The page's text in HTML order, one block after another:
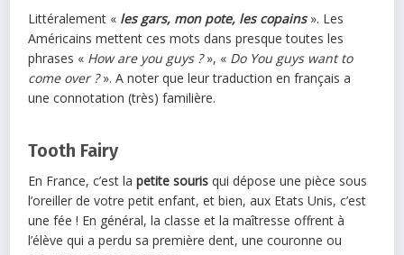
Littéralement « les gars, mon pote, les copains». Les
Américains mettent ces mots dans presque toutes les
phrases « How are you guys ?», « Do You guys want to
come over ?». A noter que leur traduction en français a
une connotation (très) familière.
Tooth Fairy
En France, c’est lapetite souris qui dépose une pièce sous
l’oreiller de votre petit enfant, et bien, aux Etats Unis, c’est
une fée ! En général, la classe et la maîtresse offrent à
l’élève qui a perdu sa première dent, une couronne ou